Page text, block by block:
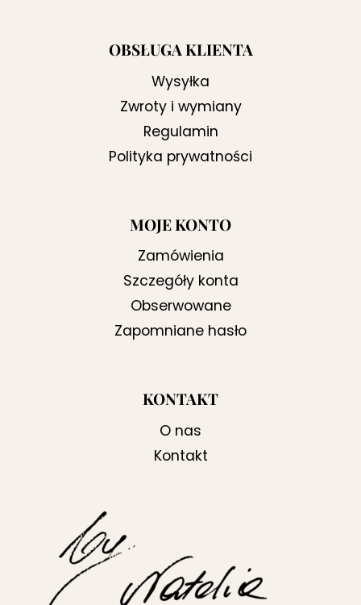
OBSŁUGA KLIENTA
Wysyłka
Zwroty i wymiany
Regulamin
Polityka prywatności
MOJE KONTO
Zamówienia
Szczegóły konta
Obserwowane
Zapomniane hasło
KONTAKT
O nas
Kontakt